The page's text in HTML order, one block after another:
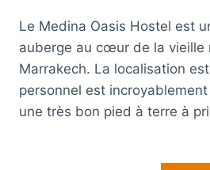
Le Medina Oasis Hostel est
auberge au cœur de la vieille
Marrakech. La localisation
personnel est incroyablement
une très bon pied à terre à